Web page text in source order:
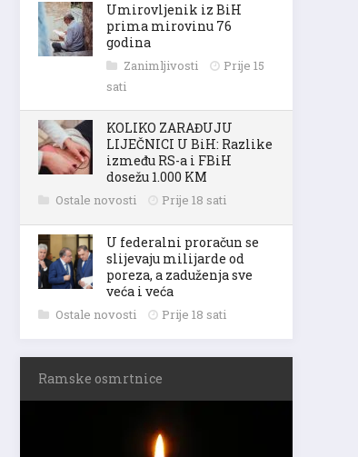
Umirovljenik iz BiH
prima mirovinu 76
godina
Zanimljivosti
Prije 15
sati
KOLIKO ZARAĐUJU
LIJEČNICI U BiH: Razlike
između RS-a i FBiH
dosežu 1.000 KM
Ostale novosti Prije 18 sati
U federalni proračun se
slijevaju milijarde od
poreza, a zaduženja sve
veća i veća
Ostale novosti Prije 18 sati
Ramske osmrtnice